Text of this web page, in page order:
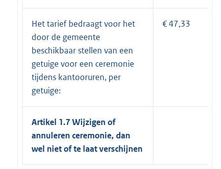
Het tarief bedraagt voor het
door de gemeente
beschikbaar stellen van een
getuige voor een ceremonie
tijdens kantooruren, per
getuige:
€ 47,33
Artikel 1.7Wijzigen of
annuleren ceremonie, dan
wel niet of te laat verschijnen